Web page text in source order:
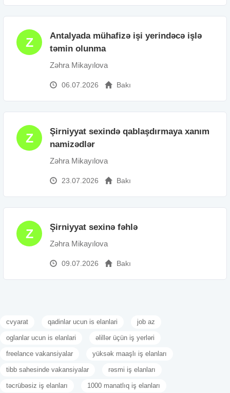
Z
Antalyada mühafizə işi yerindəcə işlə
təmin olunma
Zəhra Mikayılova
06.07.2026 Bakı
Z
Şirniyyat sexində qablaşdırmaya xanım
namizədlər
Zəhra Mikayılova
23.07.2026 Bakı
Z Şirniyyat sexinə fəhlə
Zəhra Mikayılova
09.07.2026 Bakı
cvyarat qadinlar ucun is elanlari job az
oglanlar ucun is elanlari əlillər üçün iş yerləri
freelance vakansiyalar yüksək maaşlı iş elanları
tibb sahesinde vakansiyalar rəsmi iş elanları
təcrübəsiz iş elanları 1000 manatlıq iş elanları